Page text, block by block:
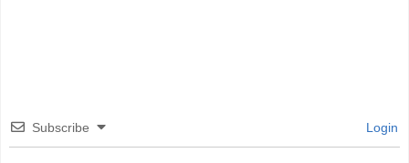
Subscribe Login